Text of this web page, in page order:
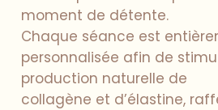
moment de détente.
Chaque séance est
personnalisée afin de
production naturelle de
collagène et d’élastine,